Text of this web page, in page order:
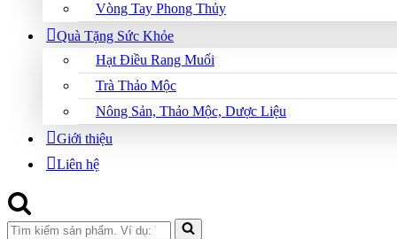
Vòng Tay Phong Thủy
Quà Tặng Sức Khỏe
Hạt Điều Rang Muối
Trà Thảo Mộc
Nông Sản, Thảo Mộc, Dược Liệu
Giới thiệu
Liên hệ
Search